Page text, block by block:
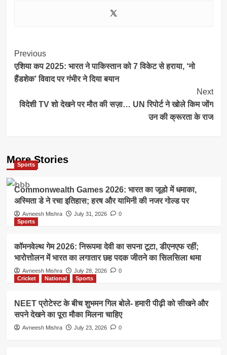
Post
Navigation
Previous
एशिया कप 2025: भारत ने पाकिस्तान को 7 विकेट से हराया, ‘नो
हैंडशेक’ विवाद पर गंभीर ने दिया बयान
Next
विदेशी TV शो देखने पर मौत की सज़ा… UN रिपोर्ट ने खोले किम जोंग
उन की क्रूरता के राज
More Stories
Sports
Commonwealth Games 2026: भारत का जूडो में धमाका,
अस्मिता डे ने रचा इतिहास; हरष और यामिनी की नजर गोल्ड पर
Avneesh Mishra July 31, 2026
0
Sports
कॉमनवेल्थ गेम 2026: निरूपमा देवी का सपना टूटा, डीएनएफ रहीं;
भारोत्तोलन में भारत का लगातार छह पदक जीतने का सिलसिला थमा
Avneesh Mishra July 28, 2026
0
Cricket
National Sports
NEET प्रोटेस्ट के बीच शुभमन गिल बोले- हमारी पीढ़ी को सीखने और
सपने देखने का पूरा मौका मिलना चाहिए
Avneesh Mishra July 23, 2026 0